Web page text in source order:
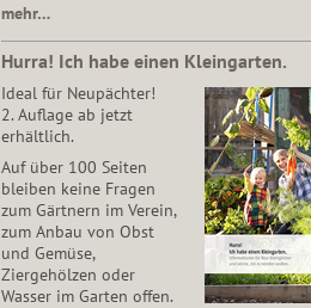
mehr…
Hurra! Ich habe einen Kleingarten.
Ideal für Neupächter!
2. Auflage ab jetzt
erhältlich.
Auf über 100 Seiten
bleiben keine Fragen
zum Gärtnern im Verein,
zum Anbau von Obst
und Gemüse,
Ziergehölzen oder
Wasser im Garten offen.